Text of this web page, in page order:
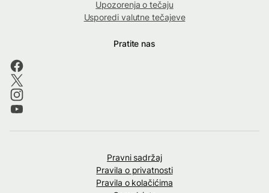
Upozorenja o tečaju
Usporedi valutne tečajeve
Pratite nas
Pravni sadržaj
Pravila o privatnosti
Pravila o kolačićima